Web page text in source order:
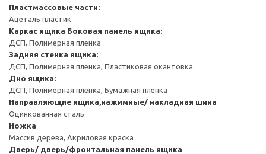
Пластмассовые части:
Ацеталь пластик
Каркас ящика Боковая панель ящика:
ДСП, Полимерная пленка
Задняя стенка ящика:
ДСП, Полимерная пленка, Пластиковая окантовка
Дно ящика:
ДСП, Полимерная пленка, Бумажная пленка
Направляющие ящика,нажимные/ накладная шина
Оцинкованная сталь
Ножка
Массив дерева, Акриловая краска
Дверь/ дверь/фронтальная панель ящика